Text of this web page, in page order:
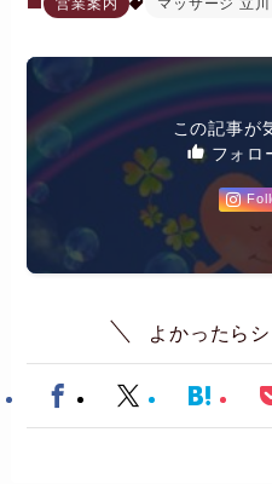
営業案内 マッサージ 立川
この記事が
フォロ
よかったら